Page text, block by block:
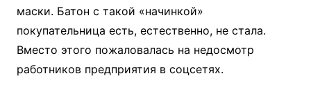
маски. Батон с такой «начинкой»
покупательница есть, естественно, не стала.
Вместо этого пожаловалась на недосмотр
работников предприятия в соцсетях.